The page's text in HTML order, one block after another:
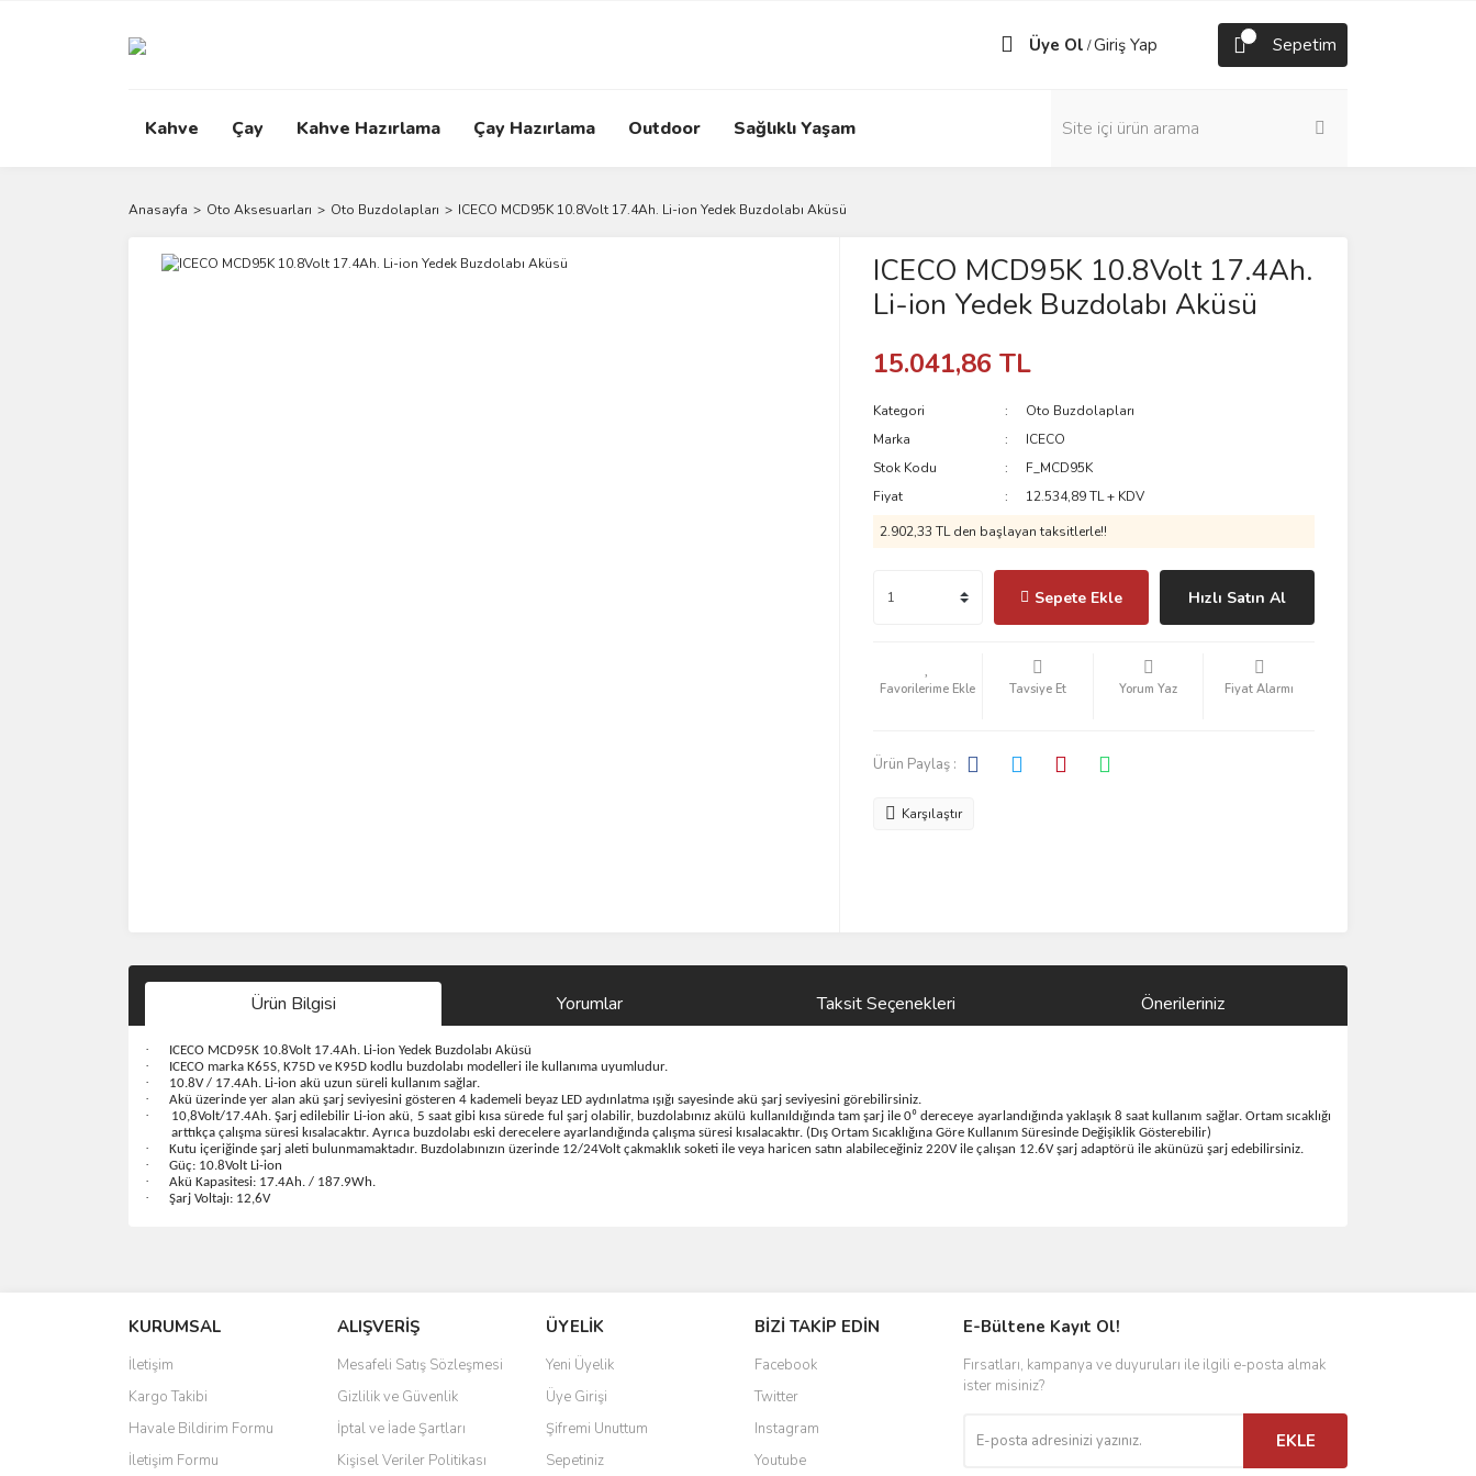
Üye Ol /Giriş Yap Sepetim
Kahve Çay Kahve Hazırlama Çay Hazırlama Outdoor Sağlıklı Yaşam
Anasayfa Oto Aksesuarları Oto Buzdolapları ICECO MCD95K 10.8Volt 17.4Ah. Li-ion Yedek Buzdolabı Aküsü
ICECO MCD95K 10.8Volt 17.4Ah.
Li-ion Yedek Buzdolabı Aküsü
15.041,86 TL
Kategori
Oto Buzdolapları
Marka
ICECO
Stok Kodu
F_MCD95K
Fiyat
12.534,89 TL + KDV
2.902,33 TL den başlayan taksitlerle!!
Sepete Ekle Hızlı Satın Al
Tavsiye Et Yorum Yaz Fiyat Alarmı
Ürün Paylaş :
Karşılaştır
Ürün Bilgisi Yorumlar Taksit Seçenekleri Önerileriniz
· ICECO MCD95K 10.8Volt 17.4Ah. Li-ion Yedek Buzdolabı Aküsü
· ICECO marka K65S, K75D ve K95D kodlu buzdolabı modelleri ile kullanıma uyumludur.
· 10.8V / 17.4Ah. Li-ion akü uzun süreli kullanım sağlar.
· Akü üzerinde yer alan akü şarj seviyesini gösteren 4 kademeli beyaz LED aydınlatma ışığı sayesinde akü şarj seviyesini görebilirsiniz.
·
10,8Volt/17.4Ah. Şarj edilebilir Li-ion akü, 5 saat gibi kısa sürede ful şarj olabilir, buzdolabınız akülü kullanıldığında tam şarj ile 0⁰ dereceye ayarlandığında yaklaşık 8 saat kullanım sağlar. Ortam sıcaklığı
arttıkça çalışma süresi kısalacaktır. Ayrıca buzdolabı eski derecelere ayarlandığında çalışma süresi kısalacaktır. (Dış Ortam Sıcaklığına Göre Kullanım Süresinde Değişiklik Gösterebilir)
· Kutu içeriğinde şarj aleti bulunmamaktadır. Buzdolabınızın üzerinde 12/24Volt çakmaklık soketi ile veya haricen satın alabileceğiniz 220V ile çalışan 12.6V şarj adaptörü ile akünüzü şarj edebilirsiniz.
· Güç: 10.8Volt Li-ion
· Akü Kapasitesi: 17.4Ah. / 187.9Wh.
· Şarj Voltajı: 12,6V
Ürün resmi kalitesiz, bozuk veya görüntülenemiyor.
Ürün açıklamasında eksik bilgiler bulunuyor.
Ürün bilgilerinde hatalar bulunuyor.
Ürün fiyatı diğer sitelerden daha pahalı.
Bu ürüne benzer farklı alternatifler olmalı.
KURUMSAL
İletişim
Kargo Takibi
Havale Bildirim Formu
İletişim Formu
ALIŞVERİŞ
Mesafeli Satış Sözleşmesi
Gizlilik ve Güvenlik
İptal ve İade Şartları
Kişisel Veriler Politikası
ÜYELİK
Yeni Üyelik
Üye Girişi
Şifremi Unuttum
Sepetiniz
BİZİ TAKİP EDİN
Facebook
Twitter
Instagram
Youtube
E-Bültene Kayıt Ol!
Fırsatları, kampanya ve duyuruları ile ilgili e-posta almak
ister misiniz?
EKLE